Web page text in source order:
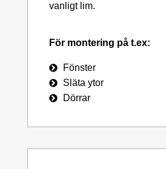
vanligt lim.
För montering på t.ex:
Fönster
Släta ytor
Dörrar